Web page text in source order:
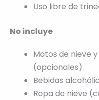
Uso libre de
No incluye
Motos de nieve
(opcionales).
Bebidas
Ropa de nieve